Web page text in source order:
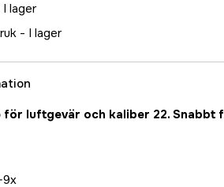
I lager
- I lager
luftgevär och kaliber 22. Snabbt
9x